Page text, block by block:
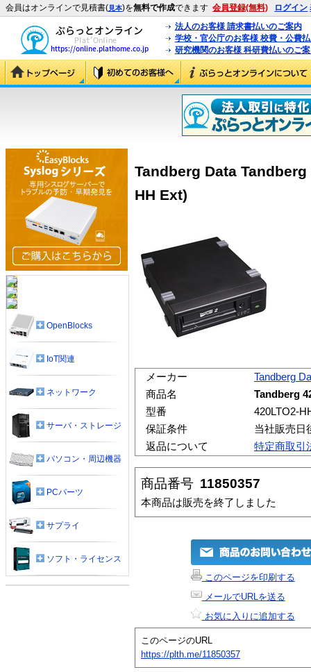
会員はオンラインで見積書(見本)を無料で作成できます 会員登録(無料) ログイン
法人のお客様 請求書払いのご案内
学校・官公庁のお客様 校費・公費
研究機関のお客様 科研費払いのご
Tandberg Data Tandberg
HH Ext)
メーカー
Tandberg
商品名
Tandberg
型番
420LTO2-
保証条件
当社販売日
返品について
特定商取引
商品番号 11850357
本商品は販売を終了しました
このページを印刷する
メールでURLを送る
お気に入りに追加する
このページのURL
https://plth.me/11850357
OpenBlocks
IoT関連
ネットワーク
サーバ・ストレージ
パソコン・周辺機器
PCパーツ
サプライ
ソフト・ライセンス